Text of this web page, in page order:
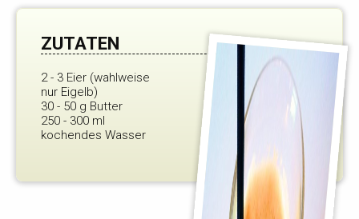
ZUTATEN
2 - 3 Eier (wahlweise
nur Eigelb)
30 - 50 g Butter
250 - 300 ml
kochendes Wasser